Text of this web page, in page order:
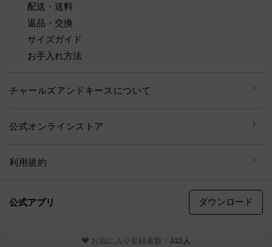
♥ お気に入り登録者数： 525人
配送・送料
返品・交換
サイズガイド
お手入れ方法
チャールズアンドキースについて
公式オンラインストア
利用規約
公式アプリ ダウンロード
© CHARLES & KEITH, all rights reserved